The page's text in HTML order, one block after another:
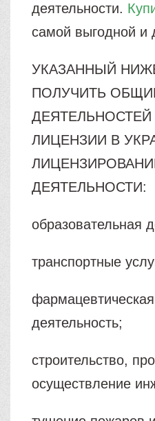
деятельности.
самой выгодной и
УКАЗАННЫЙ
ПОЛУЧИТЬ
ЛИЦЕНЗИИ В
ДЕЯТЕЛЬНОСТИ:
образовательная
транспортные
деятельность;
строительство,
осуществление